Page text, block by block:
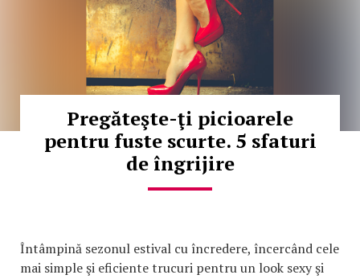
Pregăteşte-ţi picioarele
pentru fuste scurte. 5 sfaturi
de îngrijire
Întâmpină sezonul estival cu încredere, încercând cele
mai simple şi eficiente trucuri pentru un look sexy şi